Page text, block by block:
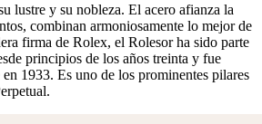
lustre y su nobleza. El acero afianza la
combinan armoniosamente lo mejor de
firma de Rolex, el Rolesor ha sido parte
principios de los años treinta y fue
1933. Es uno de los prominentes pilares